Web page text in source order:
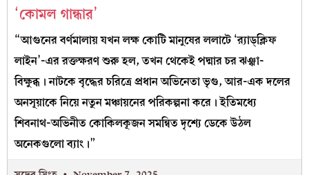
‘কোমল গান্ধার’
“আগুনের বর্ণমালায় যখন লক্ষ কোটি মানুষের ললাটে ‘র‍্যাড্‌ক্লিফ
লাইন’-এর রক্তক্ষরণ শুরু হল, তখন থেকেই পদ্মার চর ঝঞ্ঝা-
বিক্ষুব্ধ। নাটকে বৃদ্ধের চরিত্রে প্রধান অভিনেতা ভৃগু, আর-এক দলের
অনসূয়াকে নিয়ে নতুন মঞ্চায়নের পরিকল্পনা করে। ইতিমধ্যে
শিবনাথ-অভিনীত কোকিলকূজন সমন্বিত দৃশ্যে ডেকে উঠল
অনেকগুলো ব্যাং।”